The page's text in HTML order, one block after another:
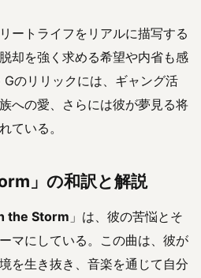
ートライフをリアルに描写する
却を強く求める希望や内省も感
のリリックには、ギャング活
への愛、さらには彼が夢見る将
ている。
」の和訳と解説
the Storm 」は、彼の苦悩とそ
マにしている。この曲は、彼が
を生き抜き、音楽を通じて自分